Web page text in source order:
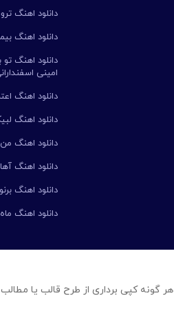
دانلود اهنگ
دانلود اهنگ
دانلود اهنگ
امینی
دانلود اهنگ
دانلود اهنگ
دانلود اهنگ
دانلود اهنگ
دانلود اهنگ برنو بدوش ۲
دانلود اهنگ
هر گونه کپی برداری از طرح قالب یا